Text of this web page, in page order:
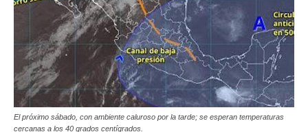
El próximo sábado, con ambiente caluroso por la tarde; se esperan temperaturas
cercanas a los 40 grados centígrados.